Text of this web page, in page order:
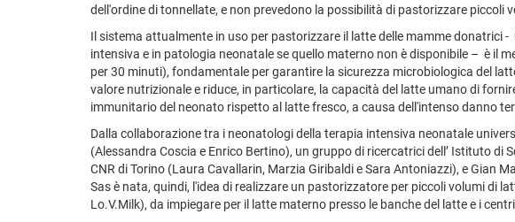
dell'ordine di tonnellate, e non prevedono la possibilità di pastorizzare piccoli
Il sistema attualmente in uso per pastorizzare il latte delle mamme donatrici
intensiva e in patologia neonatale se quello materno non è disponibile – è il
per 30 minuti), fondamentale per garantire la sicurezza microbiologica del
valore nutrizionale e riduce, in particolare, la capacità del latte umano di
immunitario del neonato rispetto al latte fresco, a causa dell'intenso danno
Dalla collaborazione tra i neonatologi della terapia intensiva neonatale
(Alessandra Coscia e Enrico Bertino), un gruppo di ricercatrici dell’ Istituto di
CNR di Torino (Laura Cavallarin, Marzia Giribaldi e Sara Antoniazzi), e Gian
Sas è nata, quindi, l'idea di realizzare un pastorizzatore per piccoli volumi di
Lo.V.Milk), da impiegare per il latte materno presso le banche del latte e i